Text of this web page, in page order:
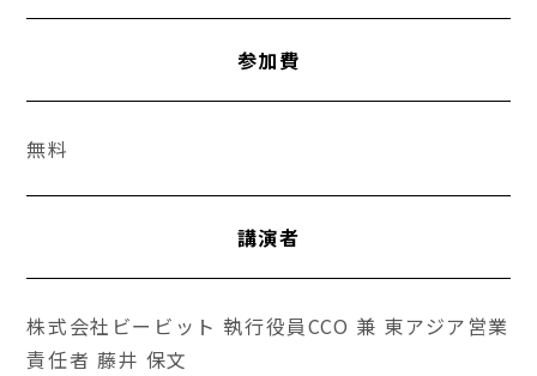
参加費
無料
講演者
株式会社ビービット 執行役員CCO 兼 東アジア営業
責任者 藤井 保文